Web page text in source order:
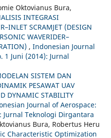
Oktovianus Bura,
INTEGRASI
SCRAMJET (DESIGN
WAVERIDER–
, Indonesian Journal
1 Juni (2014): Jurnal
SISTEM DAN
PESAWAT UAV
DYNAMIC STABILITY
Journal of Aerospace:
Jurnal Teknologi Dirgantara
Bura, Robertus Heru
Characteristic Optimization